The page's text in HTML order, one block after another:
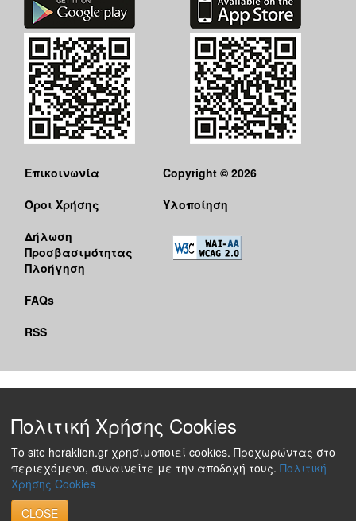
Επικοινωνία
Όροι Χρήσης
Δήλωση
Προσβασιμότητας
Πλοήγηση
FAQs
RSS
Copyright © 2026
Υλοποίηση
Πολιτική Χρήσης Cookies
Το site heraklion.gr χρησιμοποιεί cookies. Προχωρώντας στο
περιεχόμενο, συναινείτε με την αποδοχή τους. Πολιτική
Χρήσης Cookies
CLOSE